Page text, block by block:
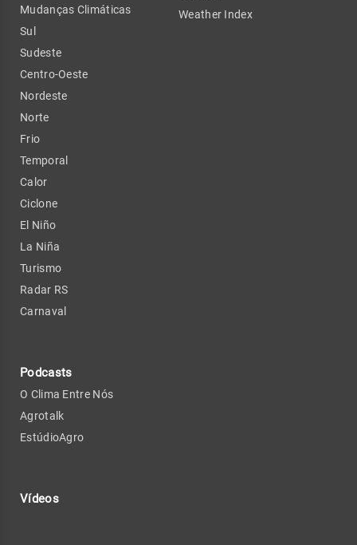
Mudanças Climáticas
Sul
Sudeste
Centro-Oeste
Nordeste
Norte
Frio
Temporal
Calor
Ciclone
El Niño
La Niña
Turismo
Radar RS
Carnaval
Podcasts
O Clima Entre Nós
Agrotalk
EstúdioAgro
Vídeos
Weather Index